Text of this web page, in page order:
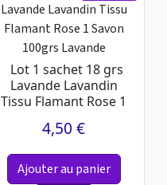
Lot 1 sachet 18 grs
Lavande Lavandin
Tissu Flamant Rose 1
Lavande
4,50 €
Ajouter au panier